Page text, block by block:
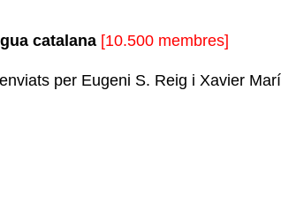
catalana [10.500 membres]
per Eugeni S. Reig i Xavier Marí